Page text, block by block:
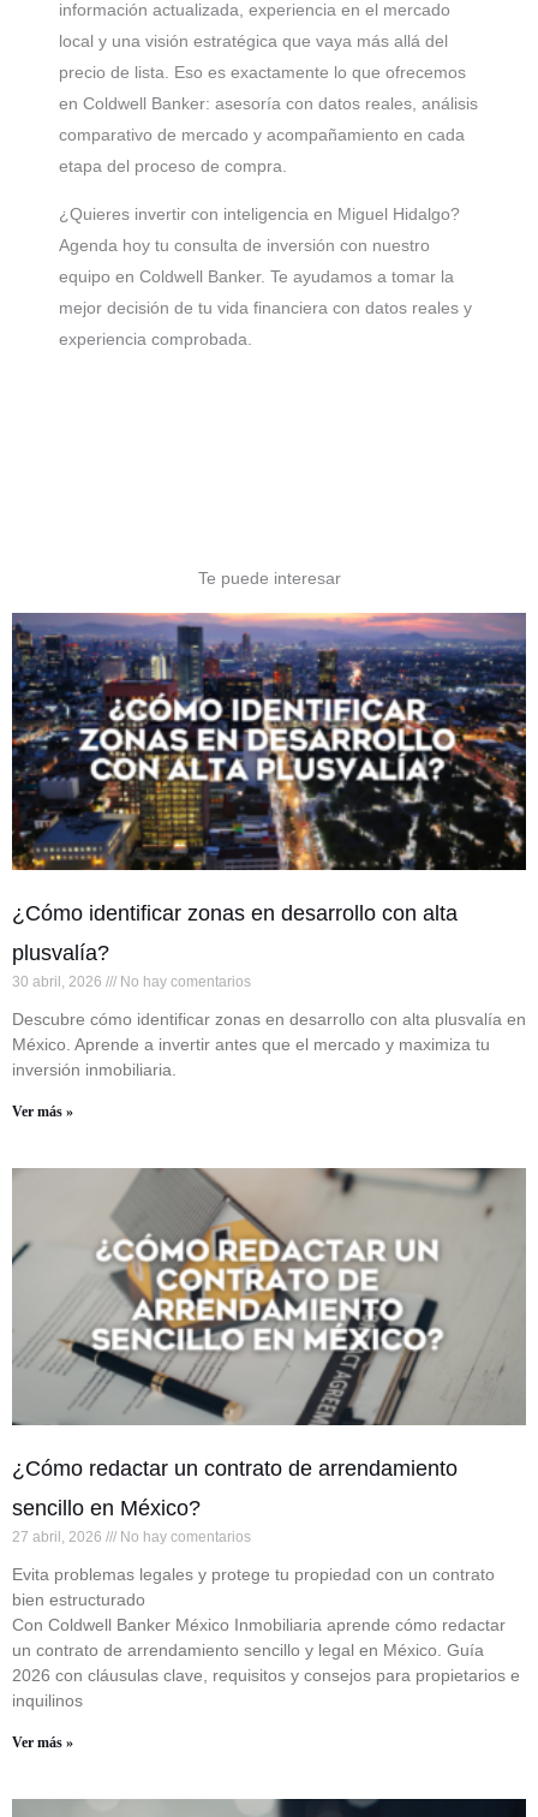
información actualizada, experiencia en el mercado
local y una visión estratégica que vaya más allá del
precio de lista. Eso es exactamente lo que ofrecemos
en Coldwell Banker: asesoría con datos reales, análisis
comparativo de mercado y acompañamiento en cada
etapa del proceso de compra.
¿Quieres invertir con inteligencia en Miguel Hidalgo?
Agenda hoy tu consulta de inversión con nuestro
equipo en Coldwell Banker. Te ayudamos a tomar la
mejor decisión de tu vida financiera con datos reales y
experiencia comprobada.
Te puede interesar
¿Cómo identificar zonas en desarrollo con alta
plusvalía?
30 abril, 2026 No hay comentarios
Descubre cómo identificar zonas en desarrollo con alta plusvalía en
México. Aprende a invertir antes que el mercado y maximiza tu
inversión inmobiliaria.
Ver más »
¿Cómo redactar un contrato de arrendamiento
sencillo en México?
27 abril, 2026 No hay comentarios
Evita problemas legales y protege tu propiedad con un contrato
bien estructurado
Con Coldwell Banker México Inmobiliaria aprende cómo redactar
un contrato de arrendamiento sencillo y legal en México. Guía
2026 con cláusulas clave, requisitos y consejos para propietarios e
inquilinos
Ver más »